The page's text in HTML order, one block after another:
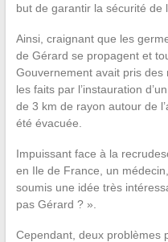
but de garantir la sécurité de
Ainsi, craignant que les
de Gérard se propagent et
Gouvernement avait pris
les faits par l’instauration
de 3 km de rayon autour de
été évacuée.
Impuissant face à la
en Ile de France, un
soumis une idée très
pas Gérard ? ».
Cependant, deux problèmes